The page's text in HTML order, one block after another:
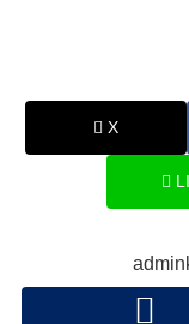
X